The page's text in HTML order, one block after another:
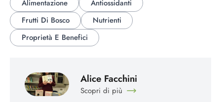
Alimentazione
Antiossidanti
Frutti Di Bosco
Nutrienti
Proprietà E Benefici
Alice Facchini
Scopri di più